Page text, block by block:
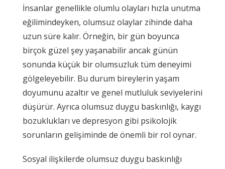
İnsanlar genellikle olumlu olayları hızla unutma
eğilimindeyken, olumsuz olaylar zihinde daha
uzun süre kalır. Örneğin, bir gün boyunca
birçok güzel şey yaşanabilir ancak günün
sonunda küçük bir olumsuzluk tüm deneyimi
gölgeleyebilir. Bu durum bireylerin yaşam
doyumunu azaltır ve genel mutluluk seviyelerini
düşürür. Ayrıca olumsuz duygu baskınlığı, kaygı
bozuklukları ve depresyon gibi psikolojik
sorunların gelişiminde de önemli bir rol oynar.
Sosyal ilişkilerde olumsuz duygu baskınlığı